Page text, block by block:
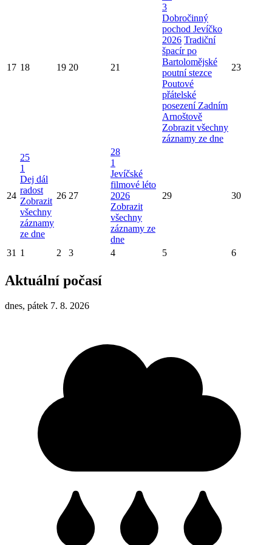
17 18 19 20 21
3
Dobročinný
pochod Jevíčko
2026 Tradiční
špacír po
Bartolomějské
poutní stezce
Poutové
přátelské
posezení Zadním
Arnoštově
Zobrazit všechny
záznamy ze dne
23
24
25
1
Dej dál
radost
Zobrazit
všechny
záznamy
ze dne
26 27
28
1
Jevíčské
filmové léto
2026
Zobrazit
všechny
záznamy ze
dne
29 30
31 1 2 3 4 5 6
Aktuální počasí
dnes, pátek 7. 8. 2026